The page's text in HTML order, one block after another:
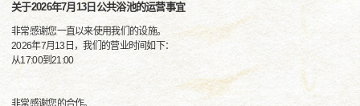
关于2026年7月13日公共浴池的运营事宜
非常感谢您一直以来使用我们的设施。
2026年7月13日，我们的营业时间如下：
从17:00到21:00
非常感谢您的合作。